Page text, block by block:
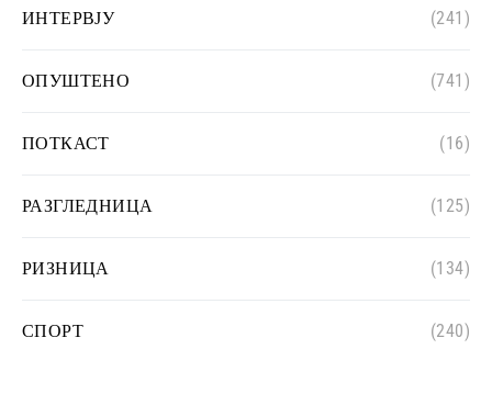
ИНТЕРВЈУ (241)
ОПУШТЕНО (741)
ПОТКАСТ (16)
РАЗГЛЕДНИЦА (125)
РИЗНИЦА (134)
СПОРТ (240)